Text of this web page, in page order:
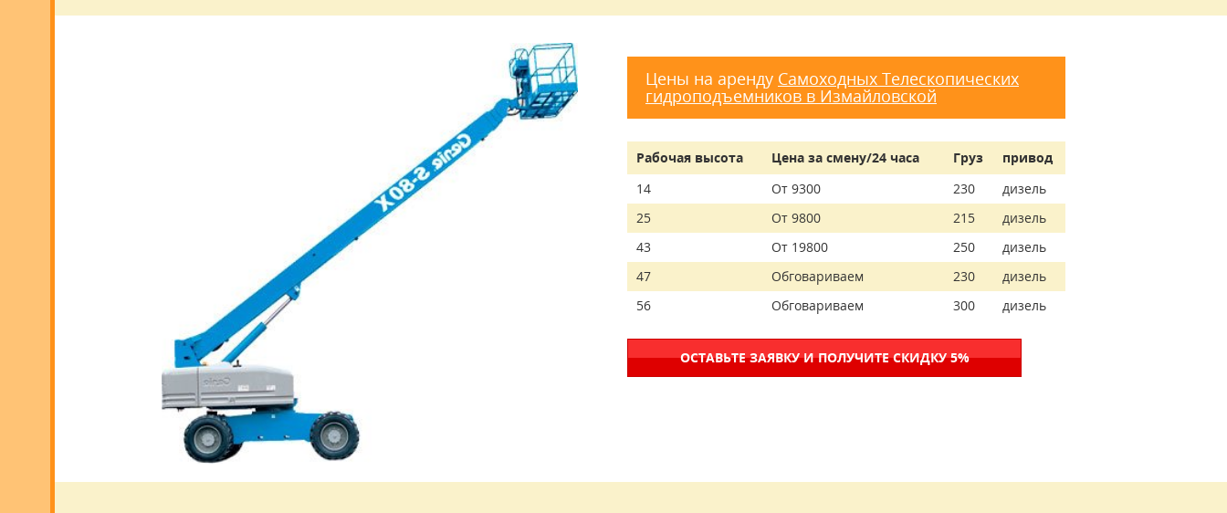
Цены на аренду Самоходных Телескопических
гидроподъемников в Измайловской
Рабочая высота Цена за смену/24 часа Груз
привод
14
От 9300 230
дизель
25
От 9800 215
дизель
43
От 19800 250
дизель
47
Обговариваем 230
дизель
56
Обговариваем 300 дизель
ОСТАВЬТЕ ЗАЯВКУ И ПОЛУЧИТЕ СКИДКУ 5%